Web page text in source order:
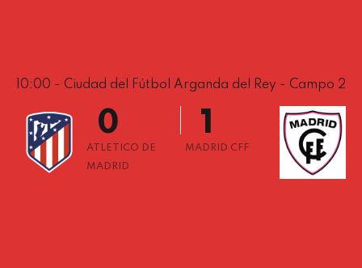
10:00 - Ciudad del Fútbol Arganda del Rey - Campo 2
9
0
ATLETICO DE
MADRID
0
1
2
MADRID CFF